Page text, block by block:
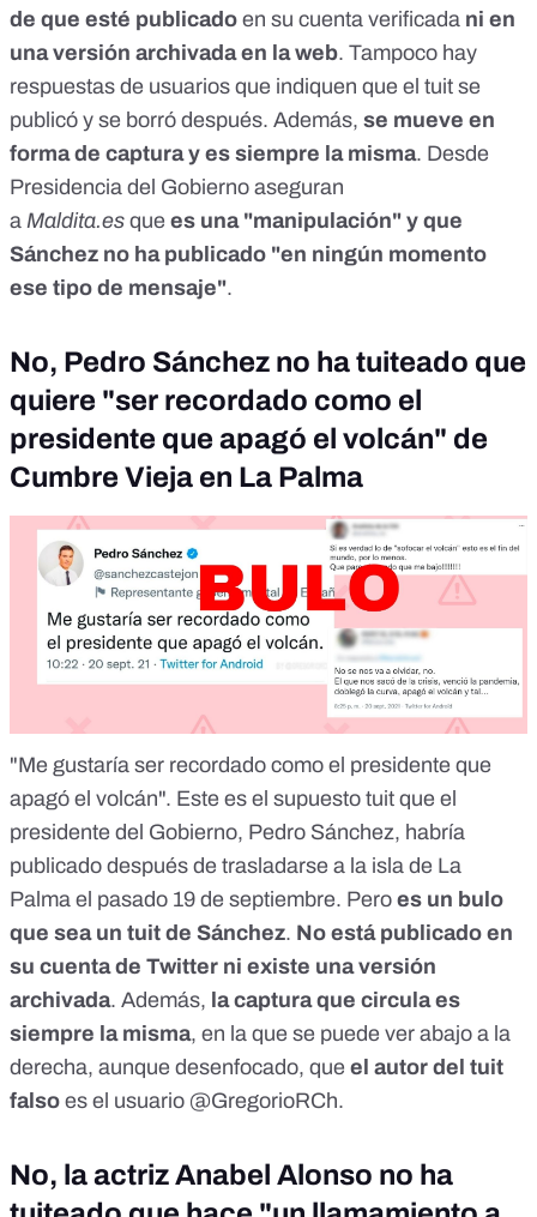
de que esté publicado en su cuenta verificada ni en
una versión archivada en la web. Tampoco hay
respuestas de usuarios que indiquen que el tuit se
publicó y se borró después. Además, se mueve en
forma de captura y es siempre la misma. Desde
Presidencia del Gobierno aseguran
a Maldita.es que es una "manipulación" y que
Sánchez no ha publicado "en ningún momento
ese tipo de mensaje".
No, Pedro Sánchez no ha tuiteado que
quiere "ser recordado como el
presidente que apagó el volcán" de
Cumbre Vieja en La Palma
"Me gustaría ser recordado como el presidente que
apagó el volcán". Este es el supuesto tuit que el
presidente del Gobierno, Pedro Sánchez, habría
publicado después de trasladarse a la isla de La
Palma el pasado 19 de septiembre. Pero es un bulo
que sea un tuit de Sánchez. No está publicado en
su cuenta de Twitter ni existe una versión
archivada. Además, la captura que circula es
siempre la misma, en la que se puede ver abajo a la
derecha, aunque desenfocado, que el autor del tuit
falso es el usuario @GregorioRCh.
No, la actriz Anabel Alonso no ha